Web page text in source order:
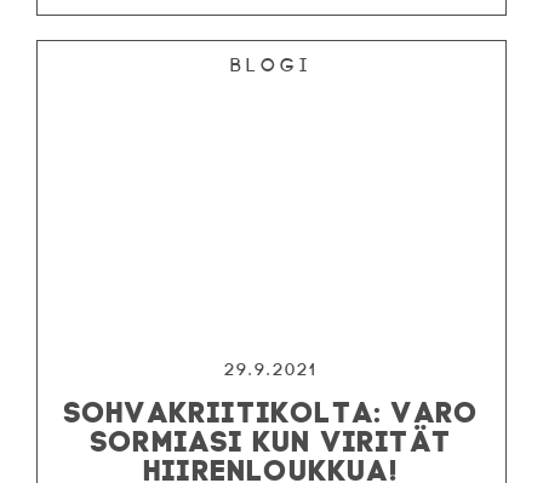
Blogi
29.9.2021
SOHVAKRIITIKOLTA: VARO
SORMIASI KUN VIRITÄT
HIIRENLOUKKUA!